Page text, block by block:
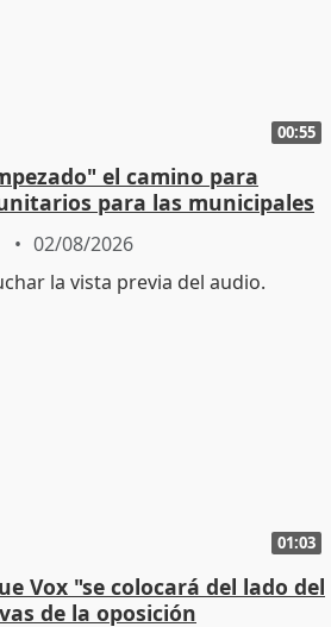
00:55
el camino para
para las municipales
02/08/2026
01:03
Vox "se colocará del lado del
de la oposición